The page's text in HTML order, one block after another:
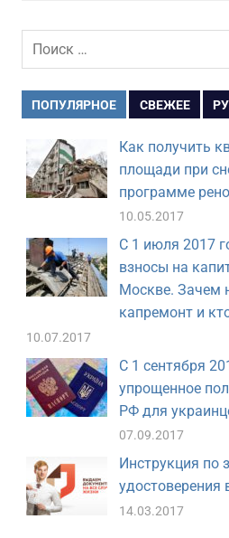
Поиск
ПОПУЛЯРНОЕ СВЕЖЕЕ
Как получить
площади при
программе
10.05.2017
С 1 июля 2017
взносы на
Москве. Зачем
капремонт и
10.07.2017
С 1 сентября
упрощенное
РФ для
07.09.2017
Инструкция по
14.03.2017